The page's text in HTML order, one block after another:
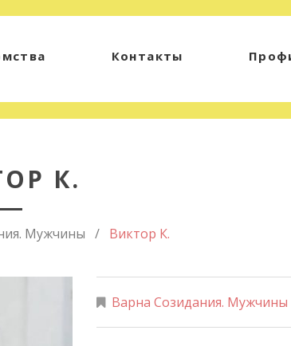
Контакты
К.
Мужчины Виктор К.
Варна Созидания. Мужчины